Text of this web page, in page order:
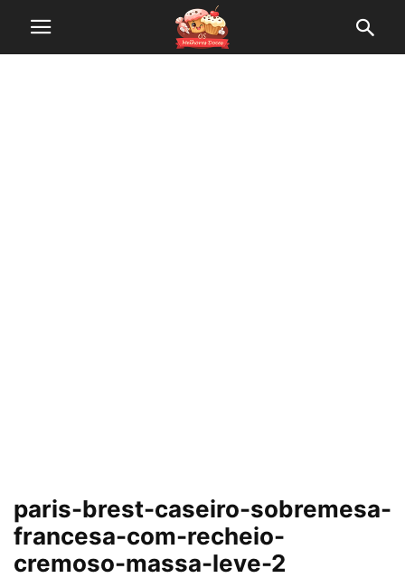
paris-brest-caseiro-sobremesa-
francesa-com-recheio-
cremoso-massa-leve-2